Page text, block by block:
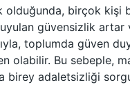
birçok kişi
güvensizlik artar
toplumda güven
olabilir. Bu sebeple,
birey adaletsizliği